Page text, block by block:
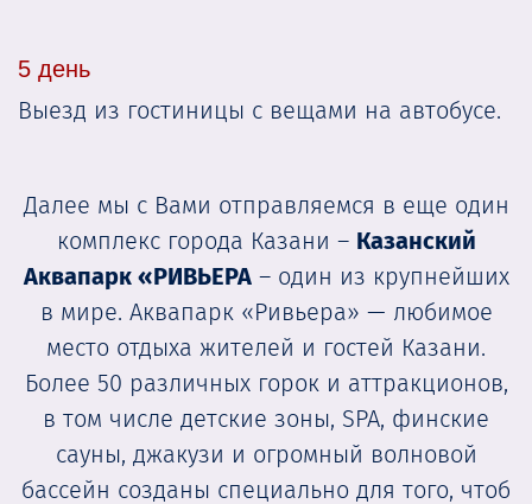
5 день
Выезд из гостиницы с вещами на автобусе.
Далее мы с Вами отправляемся в еще один
комплекс города Казани – Казанский
Аквапарк «РИВЬЕРА– один из крупнейших
в мире. Аквапарк «Ривьера» — любимое
место отдыха жителей и гостей Казани.
Более 50 различных горок и аттракционов,
в том числе детские зоны, SPA, финские
сауны, джакузи и огромный волновой
бассейн созданы специально для того, чтоб